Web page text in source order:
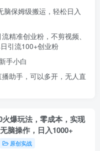
保姆级搬运，轻松日入
精准创业粉，不剪视频、
引流100+创业粉
手小白
助手，可以多开，无人直
火爆玩法，零成本，实现
脑操作，日入1000+
原创实战